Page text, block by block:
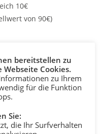
10€
von 90€)
bereitstellen zu
Cookies.
zu Ihrem
für die Funktion
Sie:
die Ihr Surfverhalten